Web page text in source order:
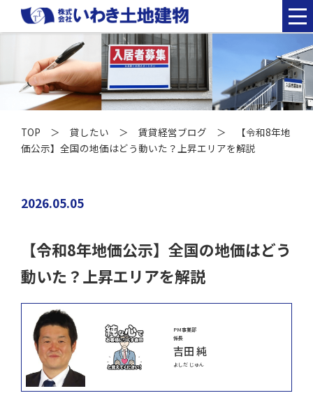
TOP ＞ 貸したい ＞ 賃貸経営ブログ ＞ 【令和8年地
価公示】全国の地価はどう動いた？上昇エリアを解説
2026.05.05
【令和8年地価公示】全国の地価はどう
動いた？上昇エリアを解説
PM事業部
係長
吉田 純
よしだ じゅん